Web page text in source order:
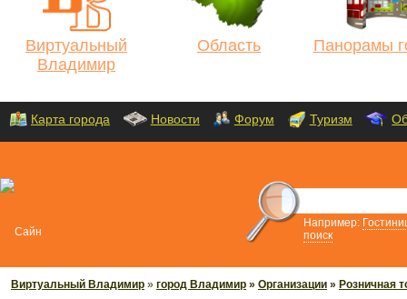
Виртуальный
Владимир
Область Панорамы
Карта города Новости Форум Туризм
Например:
поиск
Виртуальный Владимир » город Владимир » Организации » Розничная